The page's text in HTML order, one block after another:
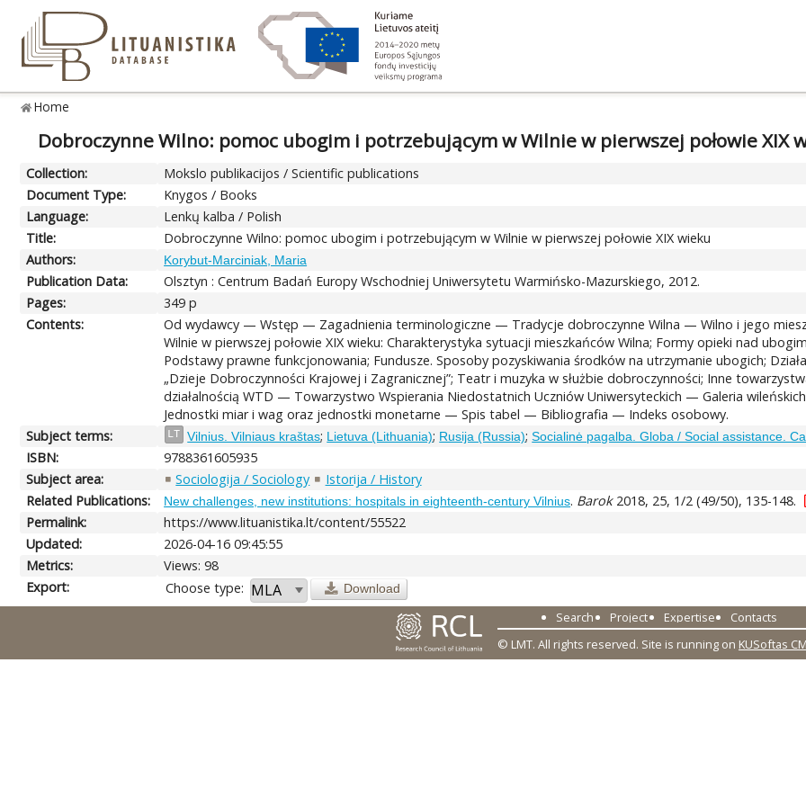
Home
Dobroczynne Wilno: pomoc ubogim i potrzebującym w Wilnie w pierwszej połowie XIX
Collection:
Mokslo publikacijos / Scientific publications
Document Type:
Knygos / Books
Language:
Lenkų kalba / Polish
Title:
Dobroczynne Wilno: pomoc ubogim i potrzebującym w Wilnie w pierwszej połowie XIX wieku
Authors:
Korybut-Marciniak, Maria
Publication Data:
Olsztyn : Centrum Badań Europy Wschodniej Uniwersytetu Warmińsko-Mazurskiego, 2012.
Pages:
349 p
Contents:
Od wydawcy — Wstęp — Zagadnienia terminologiczne — Tradycje dobroczynne Wilna — Wilno i jego
Wilnie w pierwszej połowie XIX wieku: Charakterystyka sytuacji mieszkańców Wilna; Formy opieki nad
Podstawy prawne funkcjonowania; Fundusze. Sposoby pozyskiwania środków na utrzymanie ubogich;
„Dzieje Dobroczynności Krajowej i Zagranicznej”; Teatr i muzyka w służbie dobroczynności; Inne
działalnością WTD — Towarzystwo Wspierania Niedostatnich Uczniów Uniwersyteckich — Galeria
Jednostki miar i wag oraz jednostki monetarne — Spis tabel — Bibliografia — Indeks osobowy.
Subject terms:
LT Vilnius. Vilniaus kraštas; Lietuva (Lithuania); Rusija (Russia);Socialinė pagalba. Globa / Social assistance.
ISBN:
9788361605935
Subject area:
Sociologija / Sociology
Istorija / History
Related Publications:
New challenges, new institutions: hospitals in eighteenth-century Vilnius. Barok2018, 25, 1/2 (49/50), 135-148.
Permalink:
https://www.lituanistika.lt/content/55522
Updated:
2026-04-16 09:45:55
Metrics:
Views: 98
Export:
Choose type: Download
Search Project Expertise
Contacts
© LMT. All rights reserved. Site is running on KUSoftas